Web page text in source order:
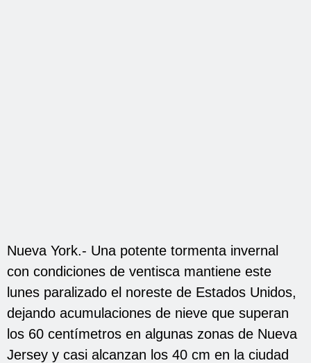
Nueva York.- Una potente tormenta invernal
con condiciones de ventisca mantiene este
lunes paralizado el noreste de Estados Unidos,
dejando acumulaciones de nieve que superan
los 60 centímetros en algunas zonas de Nueva
Jersey y casi alcanzan los 40 cm en la ciudad